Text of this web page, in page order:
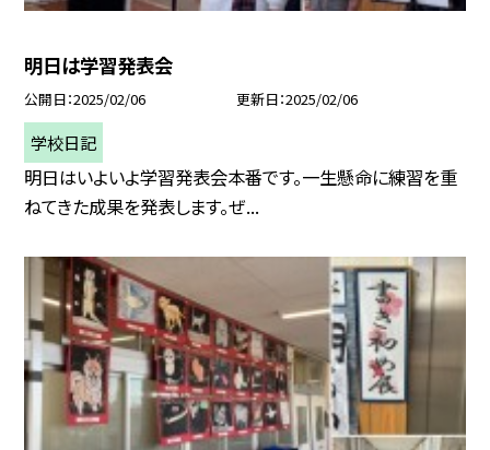
明日は学習発表会
公開日 2025/02/06 更新日 2025/02/06
学校日記
明日はいよいよ学習発表会本番です。一生懸命に練習を重
ねてきた成果を発表します。ぜ...